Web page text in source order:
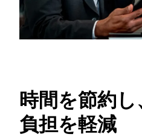
時間を節約
負担を軽減